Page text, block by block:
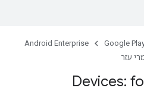
Google
Android Enterprise
עזר
Devices: